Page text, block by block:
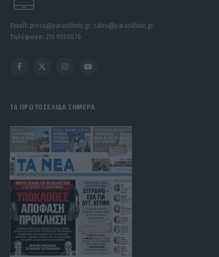
Email: press@paraskhnio.gr, sales@paraskhnio.gr
Τηλέφωνο: 210 9580876
Facebook
X
InstagramYouTube
ΤΑ ΠΡΩΤΟΣΕΛΙΔΑ ΣΗΜΕΡΑ